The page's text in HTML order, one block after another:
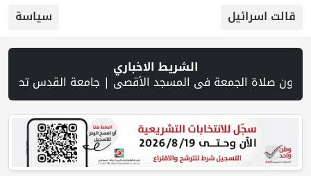
قالت اسرائيل
سياسة
الشريط الاخباري